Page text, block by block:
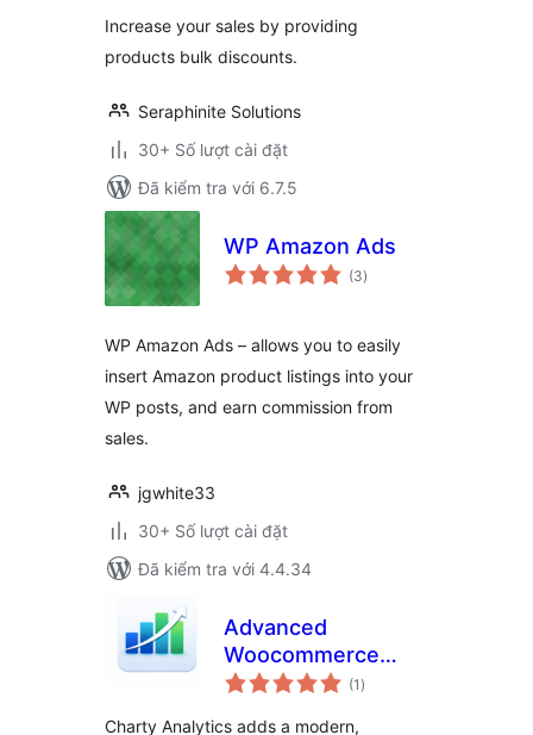
Increase your sales by providing
products bulk discounts.
Seraphinite Solutions
30+ Số lượt cài đặt
Đã kiểm tra với 6.7.5
WP Amazon Ads
(3tổng
đánh
)
WP Amazon Ads – allows you to easily
insert Amazon product listings into your
WP posts, and earn commission from
sales.
jgwhite33
30+ Số lượt cài đặt
Đã kiểm tra với 4.4.34
Advanced
Woocommerce
Reporting and
(1 tổng
đánh
)
Charty Analytics adds a modern,